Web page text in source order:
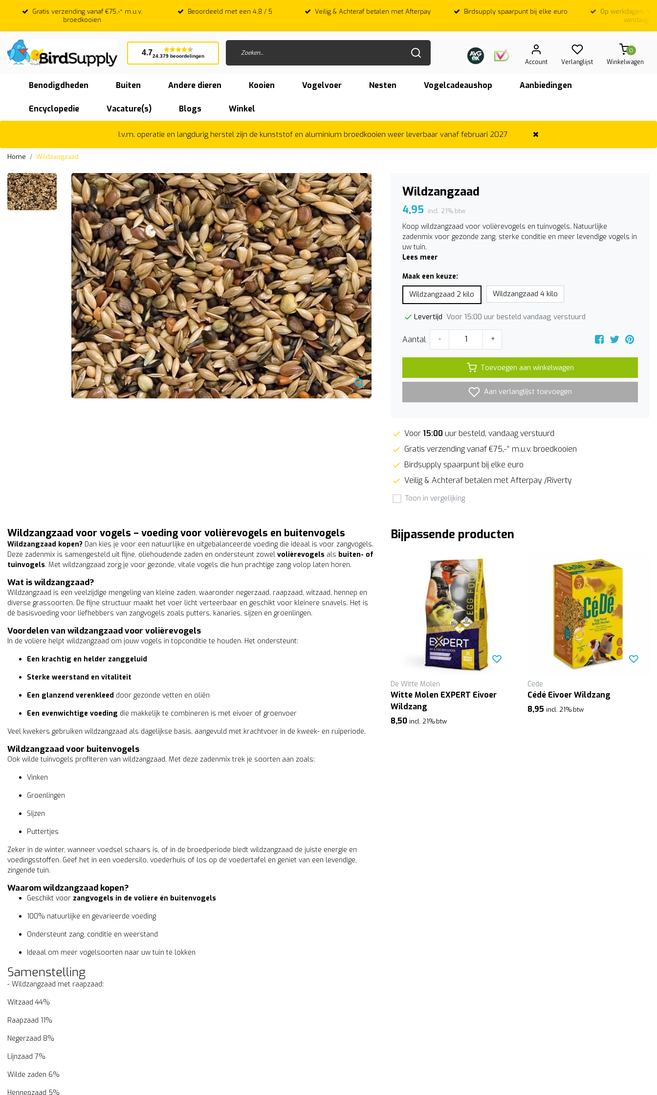
Gratis verzending vanaf €75,-* m.u.v.
broedkooien
Beoordeeld met een 4,8 / 5 Veilig & Achteraf betalen met Afterpay Birdsupply spaarpunt bij elke euro
Op werkdagen;
vandaag
4.724.379 beoordelingen
Account Verlanglijst
0
Winkelwagen
Benodigdheden Buiten Andere dieren Kooien Vogelvoer Nesten Vogelcadeaushop Aanbiedingen
Encyclopedie Vacature(s) Blogs Winkel
I.v.m. operatie en langdurig herstel zijn de kunststof en aluminium broedkooien weer leverbaar vanaf februari 2027
Home Wildzangzaad
Wildzangzaad
4,95 incl. 21% btw
Koop wildzangzaad voor volièrevogels en tuinvogels. Natuurlijke
zadenmix voor gezonde zang, sterke conditie en meer levendige vogels in
uw tuin.
Lees meer
Maak een keuze:
Wildzangzaad 2 kilo
Wildzangzaad 4 kilo
Levertijd Voor 15:00 uur besteld vandaag verstuurd
Aantal - +
Toevoegen aan winkelwagen
Aan verlanglijst toevoegen
Voor 15:00 uur besteld, vandaag verstuurd
Gratis verzending vanaf €75,-* m.u.v. broedkooien
Birdsupply spaarpunt bij elke euro
Veilig & Achteraf betalen met Afterpay /Riverty
Toon in vergelijking
Wildzangzaad voor vogels – voeding voor volièrevogels en buitenvogels
Wildzangzaad kopen? Dan kies je voor een natuurlijke en uitgebalanceerde voeding die ideaal is voor zangvogels.
Deze zadenmix is samengesteld uit fijne, oliehoudende zaden en ondersteunt zowel volièrevogels als buiten- of
tuinvogels. Met wildzangzaad zorg je voor gezonde, vitale vogels die hun prachtige zang volop laten horen.
Wat is wildzangzaad?
Wildzangzaad is een veelzijdige mengeling van kleine zaden, waaronder negerzaad, raapzaad, witzaad, hennep en
diverse grassoorten. De fijne structuur maakt het voer licht verteerbaar en geschikt voor kleinere snavels. Het is
dé basisvoeding voor liefhebbers van zangvogels zoals putters, kanaries, sijzen en groenlingen.
Voordelen van wildzangzaad voor volièrevogels
In de volière helpt wildzangzaad om jouw vogels in topconditie te houden. Het ondersteunt:
Een krachtig en helder zanggeluid
Sterke weerstand en vitaliteit
Een glanzend verenkleed door gezonde vetten en oliën
Een evenwichtige voeding die makkelijk te combineren is met eivoer of groenvoer
Veel kwekers gebruiken wildzangzaad als dagelijkse basis, aangevuld met krachtvoer in de kweek- en ruiperiode.
Wildzangzaad voor buitenvogels
Ook wilde tuinvogels profiteren van wildzangzaad. Met deze zadenmix trek je soorten aan zoals:
Vinken
Groenlingen
Sijzen
Puttertjes
Zeker in de winter, wanneer voedsel schaars is, of in de broedperiode biedt wildzangzaad de juiste energie en
voedingsstoffen. Geef het in een voedersilo, voederhuis of los op de voedertafel en geniet van een levendige,
zingende tuin.
Waarom wildzangzaad kopen?
Geschikt voor zangvogels in de volière én buitenvogels
100% natuurlijke en gevarieerde voeding
Ondersteunt zang, conditie en weerstand
Ideaal om meer vogelsoorten naar uw tuin te lokken
Samenstelling
- Wildzangzaad met raapzaad:
Witzaad 44%
Raapzaad 11%
Negerzaad 8%
Lijnzaad 7%
Wilde zaden 6%
Hennepzaad 5%
Bijpassende producten
De Witte Molen
Witte Molen EXPERT Eivoer
Wildzang
8,50 incl. 21% btw
Cede
Cédé Eivoer Wildzang
8,95 incl. 21% btw